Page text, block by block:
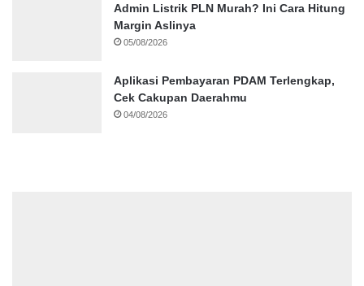
Admin Listrik PLN Murah? Ini Cara Hitung
Margin Aslinya
05/08/2026
Aplikasi Pembayaran PDAM Terlengkap,
Cek Cakupan Daerahmu
04/08/2026